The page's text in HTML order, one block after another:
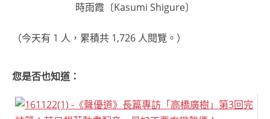
時雨霞〔Kasumi Shigure〕
（今天有 1 人，累積共 1,726 人閱覽。）
您是否也知道：